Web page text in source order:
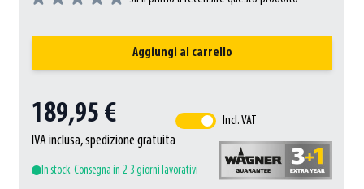
Aggiungi al carrello
189,95 €
IVA inclusa, spedizione gratuita
Incl. VAT
In stock. Consegna in 2-3 giorni lavorativi